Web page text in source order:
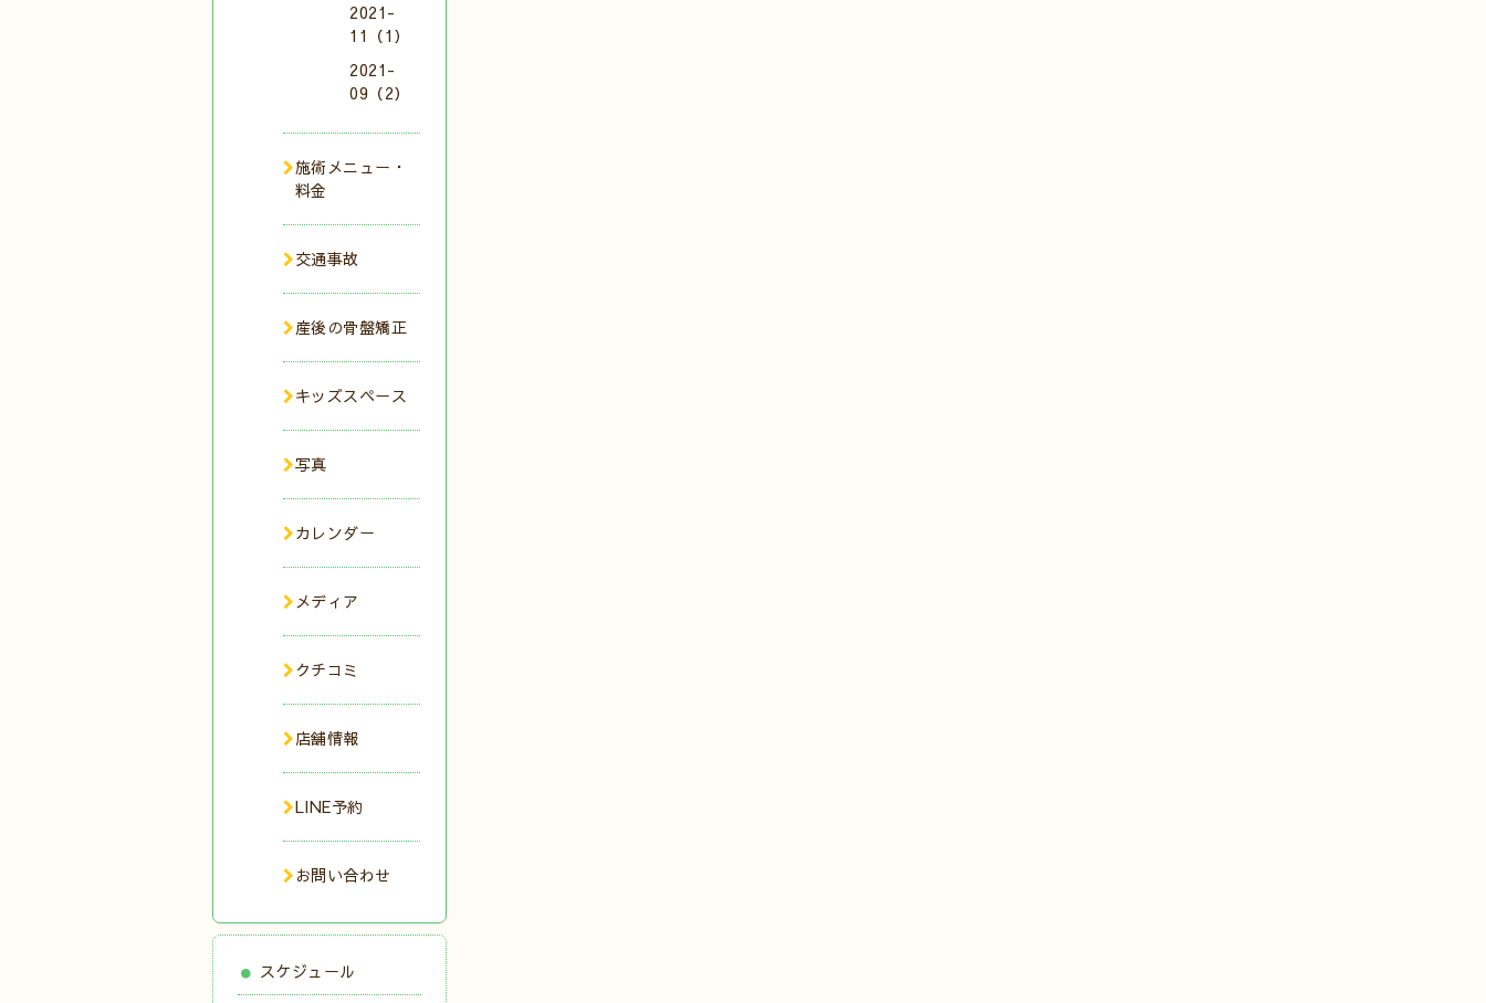
2021-
11（1）
2021-
09（2）
施術メニュー・
料金
交通事故
産後の骨盤矯正
キッズスペース
写真
カレンダー
メディア
クチコミ
店舗情報
LINE予約
お問い合わせ
スケジュール